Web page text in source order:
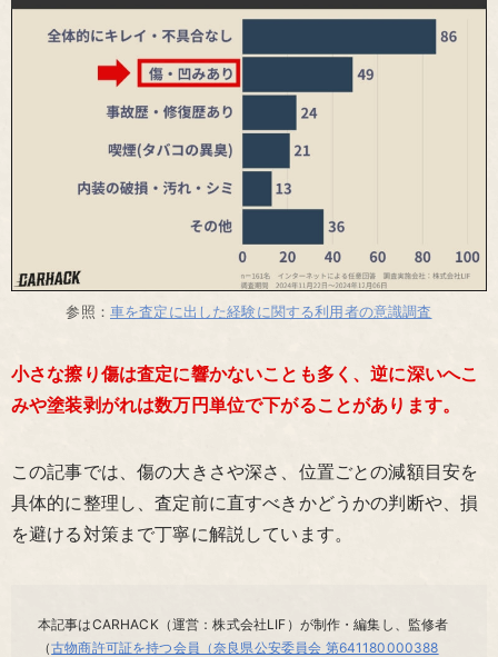
参照： 車を査定に出した経験に関する利用者の意識調査
小さな擦り傷は査定に響かないことも多く、逆に深いへこ
みや塗装剥がれは数万円単位で下がることがあります。
この記事では、傷の大きさや深さ、位置ごとの減額目安を
具体的に整理し、査定前に直すべきかどうかの判断や、損
を避ける対策まで丁寧に解説しています。
本記事はCARHACK（運営：株式会社LIF）が制作・編集し、監修者
（古物商許可証を持つ会員（奈良県公安委員会 第641180000388